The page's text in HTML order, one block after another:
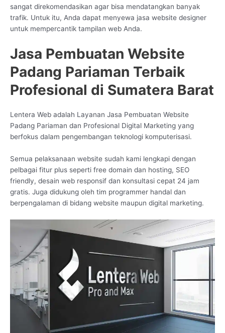
sangat direkomendasikan agar bisa mendatangkan banyak
trafik. Untuk itu, Anda dapat menyewa jasa website designer
untuk mempercantik tampilan web Anda.
Jasa Pembuatan Website
Padang Pariaman Terbaik
Profesional di Sumatera Barat
Lentera Web adalah Layanan Jasa Pembuatan Website
Padang Pariaman dan Profesional Digital Marketing yang
berfokus dalam pengembangan teknologi komputerisasi.
Semua pelaksanaan website sudah kami lengkapi dengan
pelbagai fitur plus seperti free domain dan hosting, SEO
friendly, desain web responsif dan konsultasi cepat 24 jam
gratis. Juga didukung oleh tim programmer handal dan
berpengalaman di bidang website maupun digital marketing.